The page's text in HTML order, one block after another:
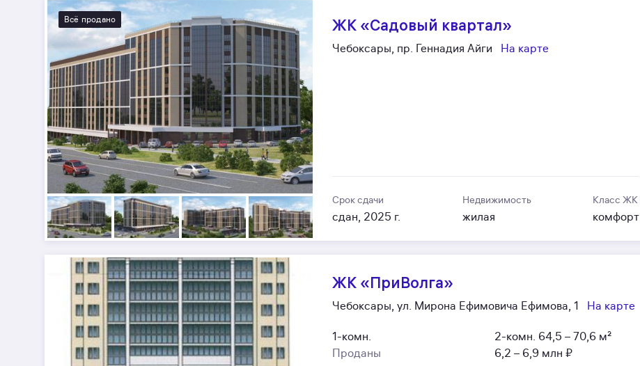
Всё продано ЖК «Садовый квартал»
Чебоксары, пр. Геннадия Айги На карте
Срок сдачи
сдан, 2025 г.
Недвижимость
жилая
Класс ЖК
комфорт
ЖК «ПриВолга»
Чебоксары, ул. Мирона Ефимовича Ефимова, 1 На карте
1-комн.
Проданы
2-комн. 64,5 – 70,6 м²
6,2 – 6,9 млн ₽